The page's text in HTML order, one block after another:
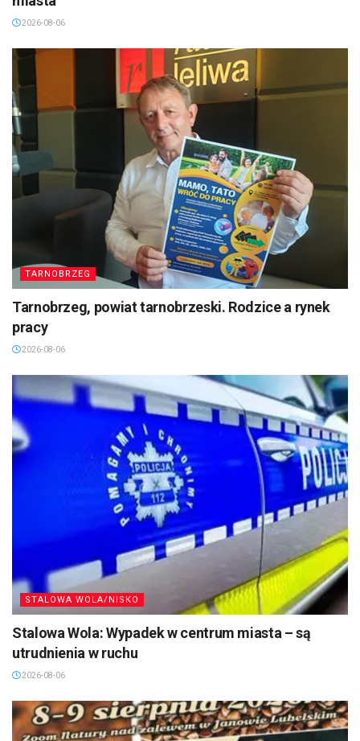
2026-08-06
TARNOBRZEG
Tarnobrzeg, powiat tarnobrzeski. Rodzice a rynek
pracy
2026-08-06
STALOWA WOLA/NISKO
Stalowa Wola: Wypadek w centrum miasta – są
utrudnienia w ruchu
2026-08-06